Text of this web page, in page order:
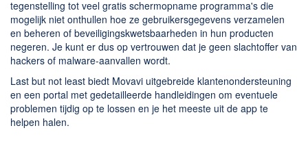
tegenstelling tot veel gratis schermopname programma's die
mogelijk niet onthullen hoe ze gebruikersgegevens verzamelen
en beheren of beveiligingskwetsbaarheden in hun producten
negeren. Je kunt er dus op vertrouwen dat je geen slachtoffer van
hackers of malware-aanvallen wordt.
Last but not least biedt Movavi uitgebreide klantenondersteuning
en een portal met gedetailleerde handleidingen om eventuele
problemen tijdig op te lossen en je het meeste uit de app te
helpen halen.